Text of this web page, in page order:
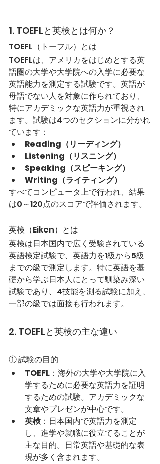
1. TOEFLと英検とは何か？
TOEFL（トーフル）とは
TOEFLは、アメリカをはじめとする英
語圏の大学や大学院への入学に必要な
英語能力を測定する試験です。英語が
母語でない人を対象に作られており、
特にアカデミックな英語力が重視され
ます。試験は4つのセクションに分かれ
ています：
Reading（リーディング）
Listening（リスニング）
Speaking（スピーキング）
Writing（ライティング）
すべてコンピュータ上で行われ、結果
は0～120点のスコアで評価されます。
英検（Eiken）とは
英検は日本国内で広く受験されている
英語検定試験で、英語力を1級から5級
までの級で測定します。特に英語を基
礎から学ぶ日本人にとって馴染み深い
試験であり、4技能を測る試験に加え、
一部の級では面接も行われます。
2. TOEFLと英検の主な違い
① 試験の目的
TOEFL ：海外の大学や大学院に入
学するために必要な英語力を証明
するための試験。アカデミックな
文章やプレゼンが中心です。
英検：日本国内で英語力を測定
し、進学や就職に役立てることが
主な目的。日常英語や基礎的な表
現が多く含まれます。